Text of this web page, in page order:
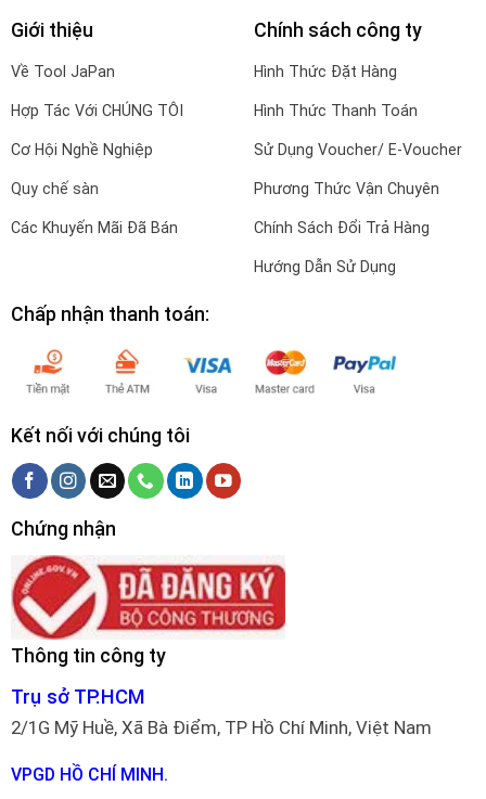
Giới thiệu
Về Tool JaPan
Hợp Tác Với CHÚNG TÔI
Cơ Hội Nghề Nghiệp
Quy chế sàn
Các Khuyến Mãi Đã Bán
Chính sách công ty
Hình Thức Đặt Hàng
Hình Thức Thanh Toán
Sử Dụng Voucher/ E-Voucher
Phương Thức Vận Chuyên
Chính Sách Đổi Trả Hàng
Hướng Dẫn Sử Dụng
Chấp nhận thanh toán:
Kết nối với chúng tôi
Chứng nhận
Thông tin công ty
Trụ sở TP.HCM
2/1G Mỹ Huề, Xã Bà Điểm, TP Hồ Chí Minh, Việt Nam
VPGD HỒ CHÍ MINH.